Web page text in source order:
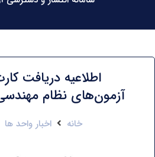
اطلاعیه دریافت
آزمون‌های نظام مهندسی/
خانه اخبار واحد ها